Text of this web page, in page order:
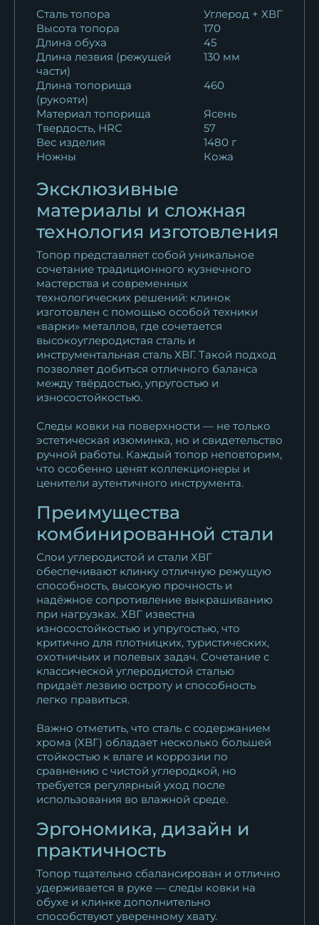
Сталь топора
Углерод + ХВГ
Высота топора
170
Длина обуха
45
Длина лезвия (режущей
части)
130 мм
Длина топорища
(рукояти)
460
Материал топорища
Ясень
Твердость, HRC
57
Вес изделия
1480 г
Ножны
Кожа
Эксклюзивные
материалы и сложная
технология изготовления
Топор представляет собой уникальное
сочетание традиционного кузнечного
мастерства и современных
технологических решений: клинок
изготовлен с помощью особой техники
«варки» металлов, где сочетается
высокоуглеродистая сталь и
инструментальная сталь ХВГ. Такой подход
позволяет добиться отличного баланса
между твёрдостью, упругостью и
износостойкостью.
Следы ковки на поверхности — не только
эстетическая изюминка, но и свидетельство
ручной работы. Каждый топор неповторим,
что особенно ценят коллекционеры и
ценители аутентичного инструмента.
Преимущества
комбинированной стали
Слои углеродистой и стали ХВГ
обеспечивают клинку отличную режущую
способность, высокую прочность и
надёжное сопротивление выкрашиванию
при нагрузках. ХВГ известна
износостойкостью и упругостью, что
критично для плотницких, туристических,
охотничьих и полевых задач. Сочетание с
классической углеродистой сталью
придаёт лезвию остроту и способность
легко правиться.
Важно отметить, что сталь с содержанием
хрома (ХВГ) обладает несколько большей
стойкостью к влаге и коррозии по
сравнению с чистой углеродкой, но
требуется регулярный уход после
использования во влажной среде.
Эргономика, дизайн и
практичность
Топор тщательно сбалансирован и отлично
удерживается в руке — следы ковки на
обухе и клинке дополнительно
способствуют уверенному хвату.